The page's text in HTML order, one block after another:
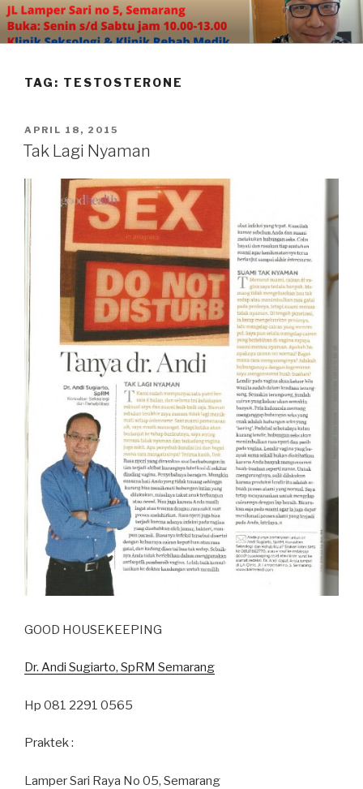
Skip
to
content
TAG: TESTOSTERONE
POSTED
ON
APRIL 18, 2015
Tak Lagi Nyaman
GOOD HOUSEKEEPING
Dr. Andi Sugiarto, SpRM Semarang
Hp 081 2291 0565
Praktek :
Lamper Sari Raya No 05, Semarang